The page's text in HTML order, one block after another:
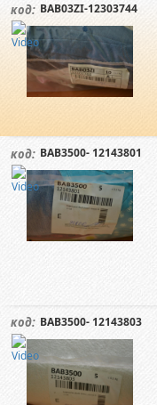
код: BAB03ZI-12303744
код: BAB3500- 12143801
код: BAB3500- 12143803